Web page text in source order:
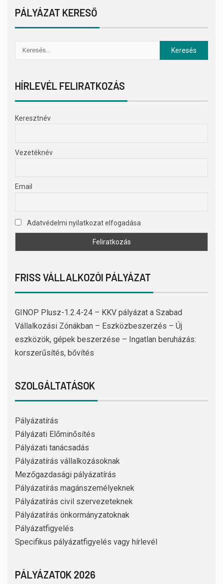
PÁLYÁZAT KERESŐ
HÍRLEVÉL FELIRATKOZÁS
Keresztnév
Vezetéknév
Email
Adatvédelmi nyilatkozat elfogadása
FRISS VÁLLALKOZÓI PÁLYÁZAT
GINOP Plusz-1.2.4-24 – KKV pályázat a Szabad
Vállalkozási Zónákban – Eszközbeszerzés – Új
eszközök, gépek beszerzése – Ingatlan beruházás:
korszerűsítés, bővítés
SZOLGÁLTATÁSOK
Pályázatírás
Pályázati Előminősítés
Pályázati tanácsadás
Pályázatírás vállalkozásoknak
Mezőgazdasági pályázatírás
Pályázatírás magánszemélyeknek
Pályázatírás civil szervezeteknek
Pályázatírás önkormányzatoknak
Pályázatfigyelés
Specifikus pályázatfigyelés vagy hírlevél
PÁLYÁZATOK 2026